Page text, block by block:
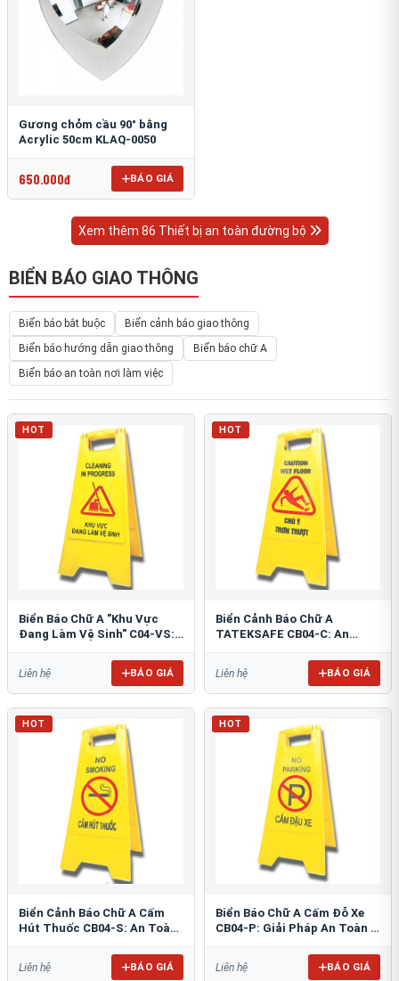
Gương chỏm cầu 90° bằng
Acrylic 50cm KLAQ-0050
650.000đ BÁO GIÁ
Xem thêm 86 Thiết bị an toàn đường bộ
BIỂN BÁO GIAO THÔNG
Biển báo bắt buộc
Biển cảnh báo giao thông
Biển báo hướng dẫn giao thông
Biển báo chữ A
Biển báo an toàn nơi làm việc
HOT
Biển Báo Chữ A "Khu Vực
Đang Làm Vệ Sinh" C04-VS:
Liên hệ BÁO GIÁ
HOT
Biển Cảnh Báo Chữ A
TATEKSAFE CB04-C: An
Liên hệ BÁO GIÁ
HOT
Biển Cảnh Báo Chữ A Cấm
Hút Thuốc CB04-S: An Toàn
Liên hệ BÁO GIÁ
HOT
Biển Báo Chữ A Cấm Đỗ Xe
CB04-P: Giải Pháp An Toàn &
Liên hệ BÁO GIÁ